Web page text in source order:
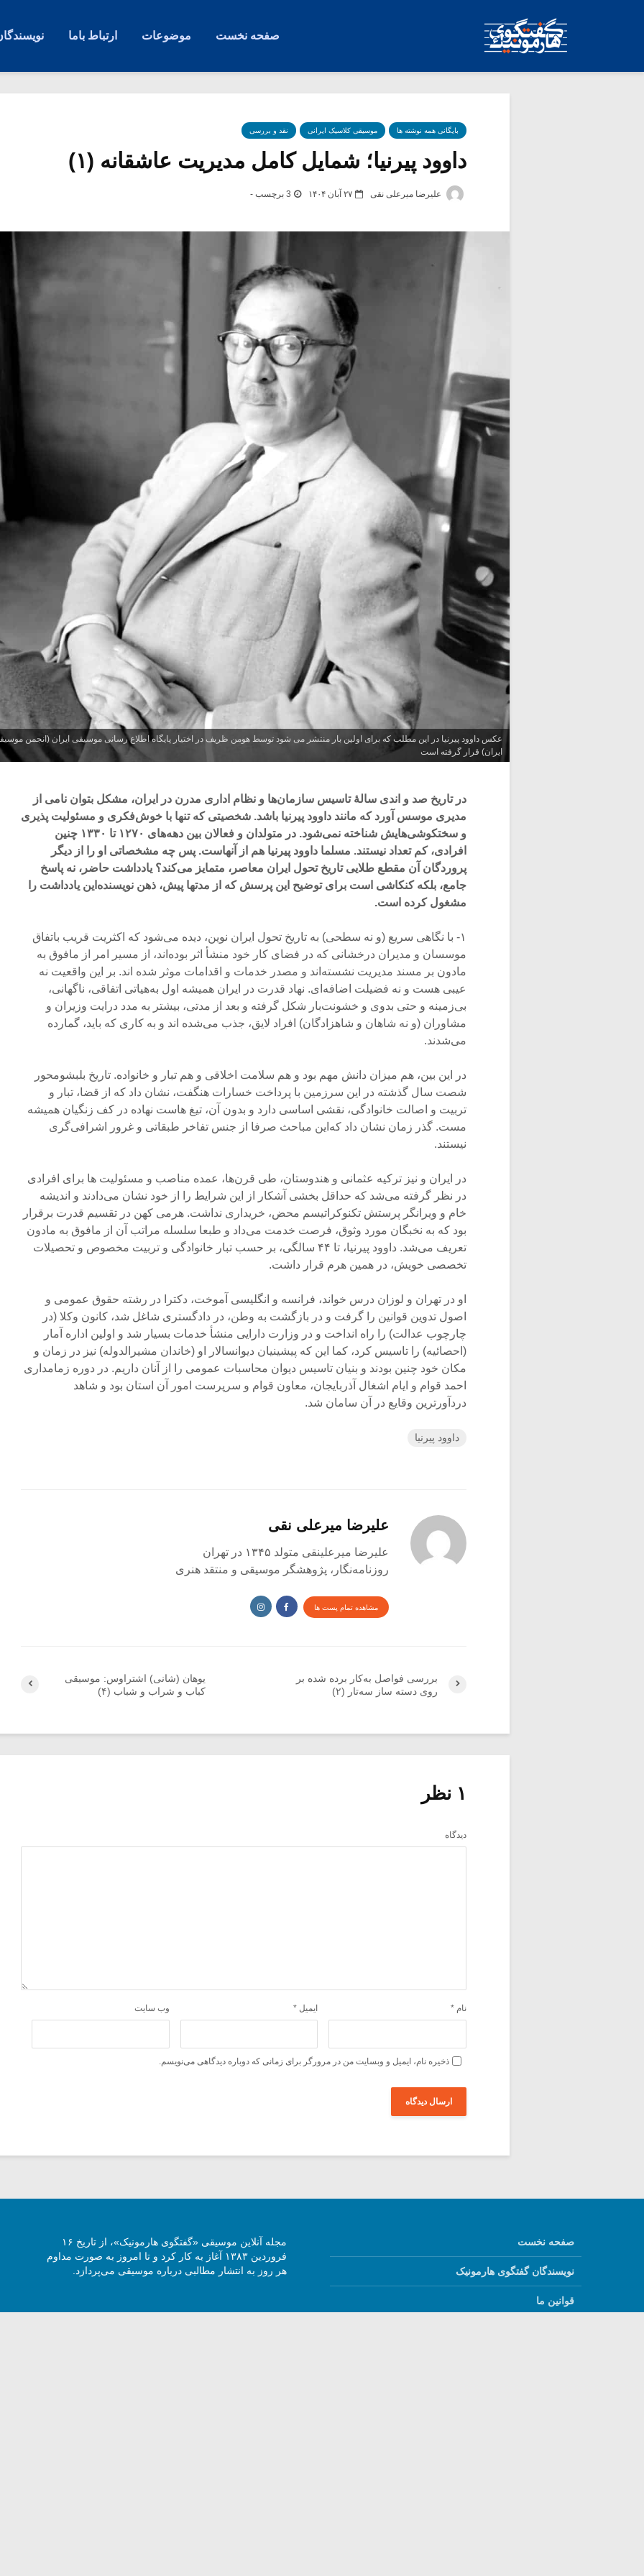
صفحه نخست موضوعات ارتباط باما
بایگانی همه نوشته ها موسیقی کلاسیک ایرانی نقد و بررسی
داوود پیرنیا؛ شمایل کامل مدیریت عاشقانه (۱)
علیرضا میرعلی نقی ۲۷ آبان ۱۴۰۴ 3 برچسب -
عکس داوود پیرنیا در این مطلب که برای اولین بار منتشر می شود توسط هومن ظریف در اختیار پایگاه اطلاع رسانی موسیقی ایران (انجمن
ایران) قرار گرفته است
در تاریخ صد و اندی سالۀ تاسیس سازمان‌ها و نظام اداری مدرن در ایران، مشکل بتوان نامی از
مدیری موسس آورد که مانند داوود پیرنیا باشد. شخصیتی که تنها با خوش‌فکری و مسئولیت پذیری
و سختکوشی‌هایش شناخته نمی‌شود. در متولدان و فعالان بین دهه‌های ۱۲۷۰ تا ۱۳۳۰ چنین
افرادی، کم تعداد نیستند. مسلما داوود پیرنیا هم از آنهاست. پس چه مشخصاتی او را از دیگر
پروردگان آن مقطع طلایی تاریخ تحول ایران معاصر، متمایز می‌کند؟ یادداشت حاضر، نه پاسخ
جامع، بلکه کنکاشی است برای توضیح این پرسش که از مدتها پیش، ذهن نویسنده‌این یادداشت را
مشغول کرده است.
۱- با نگاهی سریع (و نه سطحی) به تاریخ تحول ایران نوین، دیده می‌شود که اکثریت قریب باتفاق
موسسان و مدیران درخشانی که در فضای کار خود منشأ اثر بوده‌اند، از مسیر امر از مافوق به
مادون بر مسند مدیریت نشسته‌اند و مصدر خدمات و اقدامات موثر شده اند. بر این واقعیت نه
عیبی هست و نه فضیلت اضافه‌ای. نهاد قدرت در ایران همیشه اول به‌هیاتی اتفاقی، ناگهانی،
بی‌زمینه و حتی بدوی و خشونت‌بار شکل گرفته و بعد از مدتی، بیشتر به مدد درایت وزیران و
مشاوران (و نه شاهان و شاهزادگان) افراد لایق، جذب می‌شده اند و به کاری که باید، گمارده
می‌شدند.
در این بین، هم میزان دانش مهم بود و هم سلامت اخلاقی و هم تبار و خانواده. تاریخ بلبشومحور
شصت سال گذشته در این سرزمین با پرداخت خسارات هنگفت، نشان داد که از قضا، تبار و
تربیت و اصالت خانوادگی، نقشی اساسی دارد و بدون آن، تیغ هاست نهاده در کف زنگیان همیشه
مست. گذر زمان نشان داد که‌این مباحث صرفا از جنس تفاخر طبقاتی و غرور اشرافی‌گری
نیستند.
در ایران و نیز ترکیه عثمانی و هندوستان، طی قرن‌ها، عمده مناصب و مسئولیت ها برای افرادی
در نظر گرفته می‌شد که حداقل بخشی آشکار از این شرایط را از خود نشان می‌دادند و اندیشه
خام و ویرانگر پرستش تکنوکراتیسم محض، خریداری نداشت. هرمی کهن در تقسیم قدرت برقرار
بود که به نخبگان مورد وثوق، فرصت خدمت می‌داد و طبعا سلسله مراتب آن از مافوق به مادون
تعریف می‌شد. داوود پیرنیا، تا ۴۴ سالگی، بر حسب تبار خانوادگی و تربیت مخصوص و تحصیلات
تخصصی خویش، در همین هرم قرار داشت.
او در تهران و لوزان درس خواند، فرانسه و انگلیسی آموخت، دکترا در رشته حقوق عمومی و
اصول تدوین قوانین را گرفت و در بازگشت به وطن، در دادگستری شاغل شد، کانون وکلا (در
چارچوب عدالت) را راه انداخت و در وزارت دارایی منشأ خدمات بسیار شد و اولین اداره آمار
(احصائیه) را تاسیس کرد، کما این که پیشینیان دیوانسالار او (خاندان مشیرالدوله) نیز در زمان و
مکان خود چنین بودند و بنیان تاسیس دیوان محاسبات عمومی را از آنان داریم. در دوره زمامداری
احمد قوام و ایام اشغال آذربایجان، معاون قوام و سرپرست امور آن استان بود و شاهد
دردآورترین وقایع در آن سامان شد.
داوود پیرنیا
علیرضا میرعلی نقی
علیرضا میرعلینقی متولد ۱۳۴۵ در تهران
روزنامه‌نگار، پژوهشگر موسیقی و منتقد هنری
مشاهده تمام پست ها
یوهان (شانی) اشتراوس: موسیقی
کباب و شراب و شباب (۴)
بررسی فواصل به‌کار برده­ شده بر
روی دسته­ ساز سه­‌تار (۲)
۱ نظر
دیدگاه
نام * ایمیل * وب‌ سایت
ذخیره نام، ایمیل و وبسایت من در مرورگر برای زمانی که دوباره دیدگاهی می‌نویسم.
صفحه نخست
نویسندگان گفتگوی هارمونیک
قوانین ما
مجله آنلاین موسیقی «گفتگوی هارمونیک»، از تاریخ ۱۶
فروردین ۱۳۸۳ آغاز به کار کرد و تا امروز به صورت مداوم
هر روز به انتشار مطالبی درباره موسیقی می‌پردازد.